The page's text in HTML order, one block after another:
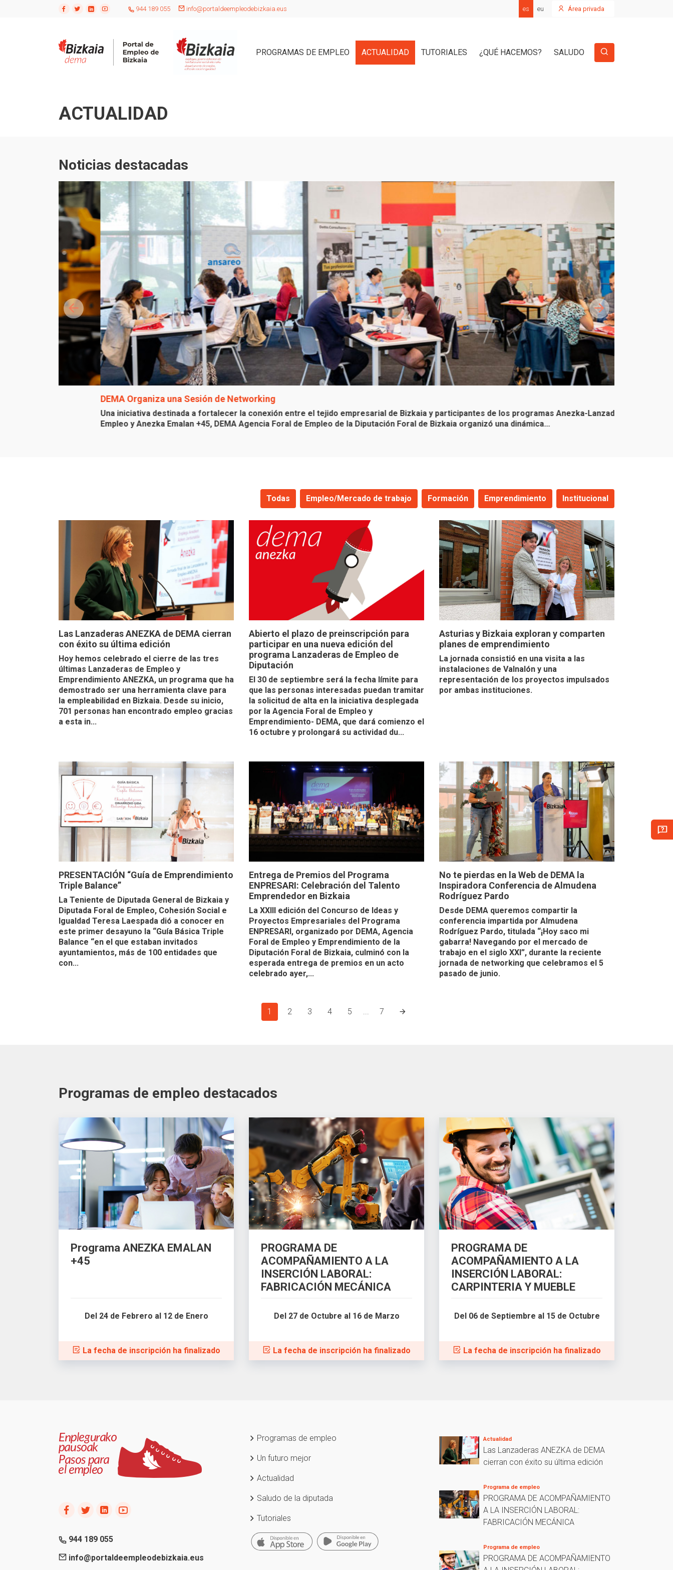
944 189 055 info@portaldeempleodebizkaia.eus es eu Área privada
PROGRAMAS DE EMPLEO ACTUALIDAD TUTORIALES ¿QUÉ HACEMOS? SALUDO
ACTUALIDAD
Noticias destacadas
DEMA Organiza una Sesión de Networking
Una iniciativa destinada a fortalecer la conexión entre el tejido empresarial de Bizkaia y participantes de los programas Anezka-Lanzaderas de
Empleo y Anezka Emalan +45, DEMA Agencia Foral de Empleo de la Diputación Foral de Bizkaia organizó una dinámica...
Todas Empleo/Mercado de trabajo Formación Emprendimiento Institucional
Las Lanzaderas ANEZKA de DEMA cierran
con éxito su última edición
Hoy hemos celebrado el cierre de las tres
últimas Lanzaderas de Empleo y
Emprendimiento ANEZKA, un programa que ha
demostrado ser una herramienta clave para
la empleabilidad en Bizkaia. Desde su inicio,
701 personas han encontrado empleo gracias
a esta in...
Abierto el plazo de preinscripción para
participar en una nueva edición del
programa Lanzaderas de Empleo de
Diputación
El 30 de septiembre será la fecha límite para
que las personas interesadas puedan tramitar
la solicitud de alta en la iniciativa desplegada
por la Agencia Foral de Empleo y
Emprendimiento- DEMA, que dará comienzo el
16 octubre y prolongará su actividad du...
Asturias y Bizkaia exploran y comparten
planes de emprendimiento
La jornada consistió en una visita a las
instalaciones de Valnalón y una
representación de los proyectos impulsados
por ambas instituciones.
PRESENTACIÓN “Guía de Emprendimiento
Triple Balance”
La Teniente de Diputada General de Bizkaia y
Diputada Foral de Empleo, Cohesión Social e
Igualdad Teresa Laespada dió a conocer en
este primer desayuno la “Guía Básica Triple
Balance “en el que estaban invitados
ayuntamientos, más de 100 entidades que
con...
Entrega de Premios del Programa
ENPRESARI: Celebración del Talento
Emprendedor en Bizkaia
La XXIII edición del Concurso de Ideas y
Proyectos Empresariales del Programa
ENPRESARI, organizado por DEMA, Agencia
Foral de Empleo y Emprendimiento de la
Diputación Foral de Bizkaia, culminó con la
esperada entrega de premios en un acto
celebrado ayer,...
No te pierdas en la Web de DEMA la
Inspiradora Conferencia de Almudena
Rodríguez Pardo
Desde DEMA queremos compartir la
conferencia impartida por Almudena
Rodríguez Pardo, titulada “¡Hoy saco mi
gabarra! Navegando por el mercado de
trabajo en el siglo XXI”, durante la reciente
jornada de networking que celebramos el 5
pasado de junio.
1 2 3 4 5 ... 7
Programas de empleo destacados
Programa ANEZKA EMALAN
+45
Del 24 de Febrero al 12 de Enero
La fecha de inscripción ha finalizado
PROGRAMA DE
ACOMPAÑAMIENTO A LA
INSERCIÓN LABORAL:
FABRICACIÓN MECÁNICA
Del 27 de Octubre al 16 de Marzo
La fecha de inscripción ha finalizado
PROGRAMA DE
ACOMPAÑAMIENTO A LA
INSERCIÓN LABORAL:
CARPINTERIA Y MUEBLE
Del 06 de Septiembre al 15 de Octubre
La fecha de inscripción ha finalizado
944 189 055
info@portaldeempleodebizkaia.eus
Programas de empleo
Un futuro mejor
Actualidad
Saludo de la diputada
Tutoriales
Actualidad
Las Lanzaderas ANEZKA de DEMA
cierran con éxito su última edición
Programa de empleo
PROGRAMA DE ACOMPAÑAMIENTO
A LA INSERCIÓN LABORAL:
FABRICACIÓN MECÁNICA
Programa de empleo
PROGRAMA DE ACOMPAÑAMIENTO